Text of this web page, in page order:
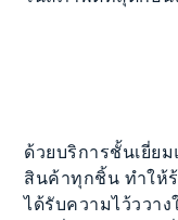
ด้วยบริการชั้นเยี่ย
สินค้าทุกชิ้น ทำให้
ได้รับความไว้ววา